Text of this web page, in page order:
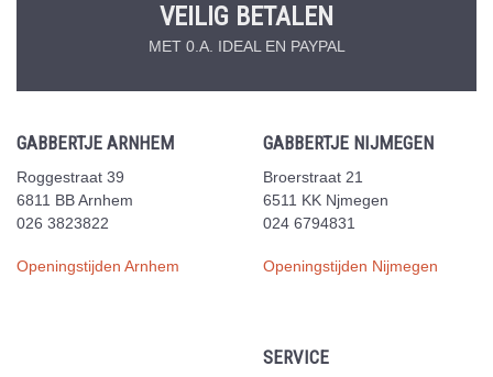
VEILIG BETALEN
MET 0.A. IDEAL EN PAYPAL
GABBERTJE ARNHEM
Roggestraat 39
6811 BB Arnhem
026 3823822
Openingstijden Arnhem
GABBERTJE NIJMEGEN
Broerstraat 21
6511 KK Njmegen
024 6794831
Openingstijden Nijmegen
SERVICE